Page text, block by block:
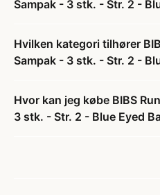
Sampak - 3 stk. - Str. 2 -
Hvilken kategori tilhører
Sampak - 3 stk. - Str. 2 -
Hvor kan jeg købe BIBS
3 stk. - Str. 2 - Blue Eyed